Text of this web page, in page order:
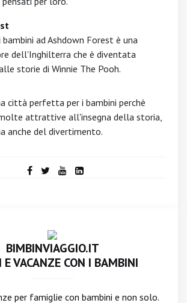
ad Ashdown Forest è una
dell'Inghilterra che è diventata
storie di Winnie The Pooh.
città perfetta per i bambini perchè
attrattive all'insegna della storia,
anche del divertimento.
BIMBINVIAGGIO.IT
E VACANZE CON I BAMBINI
per famiglie con bambini e non solo.